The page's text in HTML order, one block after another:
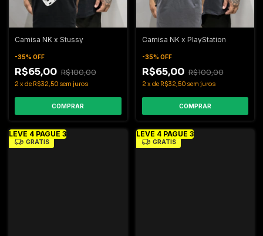
Camisa NK x Stussy
-35% OFF
R$65,00 R$100,00
2 xde R$32,50 sem juros
COMPRAR
Camisa NK x PlayStation
-35% OFF
R$65,00 R$100,00
2 xde R$32,50 sem juros
COMPRAR
LEVE 4 PAGUE 3
GRÁTIS
LEVE 4 PAGUE 3
GRÁTIS